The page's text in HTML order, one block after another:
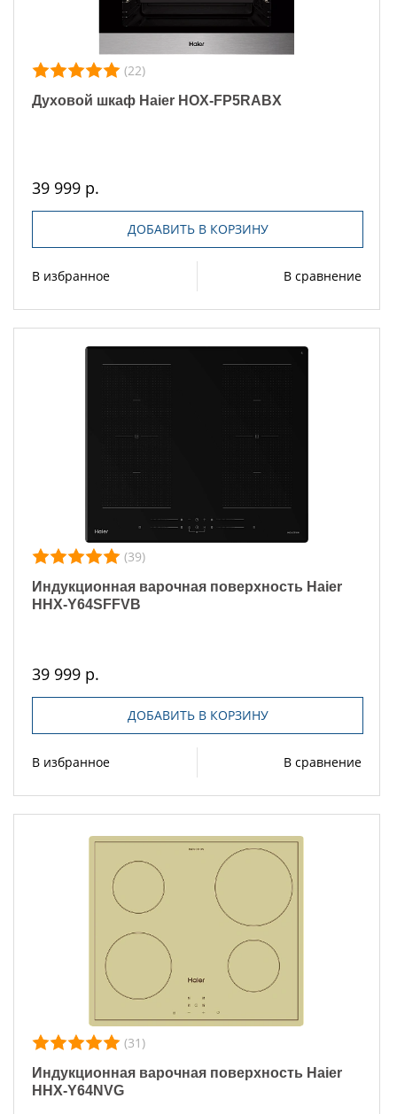
(22)
Духовой шкаф Haier HOX-FP5RABX
39 999 р.
ДОБАВИТЬ В КОРЗИНУ
В избранное В сравнение
(39)
Индукционная варочная поверхность Haier
HHX-Y64SFFVB
39 999 р.
ДОБАВИТЬ В КОРЗИНУ
В избранное В сравнение
(31)
Индукционная варочная поверхность Haier
HHX-Y64NVG